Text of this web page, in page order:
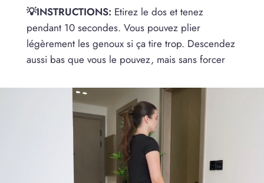
💡INSTRUCTIONS: Etirez le dos et tenez
pendant 10 secondes. Vous pouvez plier
légèrement les genoux si ça tire trop. Descendez
aussi bas que vous le pouvez, mais sans forcer